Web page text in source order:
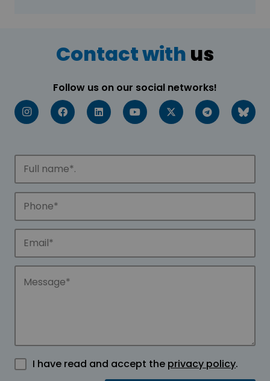
Contact with us
Follow us on our social networks!
I have read and accept the privacy policy.